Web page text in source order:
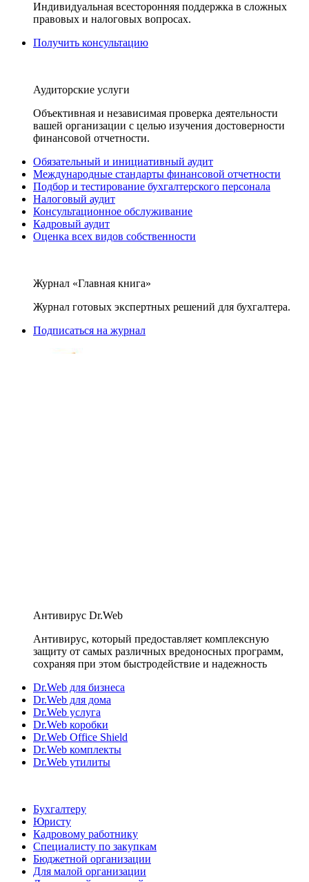
Индивидуальная всесторонняя поддержка в сложных
правовых и налоговых вопросах.
Получить консультацию
Аудиторские услуги
Объективная и независимая проверка деятельности
вашей организации с целью изучения достоверности
финансовой отчетности.
Обязательный и инициативный аудит
Международные стандарты финансовой отчетности
Подбор и тестирование бухгалтерского персонала
Налоговый аудит
Консультационное обслуживание
Кадровый аудит
Оценка всех видов собственности
Журнал «Главная книга»
Журнал готовых экспертных решений для бухгалтера.
Подписаться на журнал
Антивирус Dr.Web
Антивирус, который предоставляет комплексную
защиту от самых различных вредоносных программ,
сохраняя при этом быстродействие и надежность
Dr.Web для бизнеса
Dr.Web для дома
Dr.Web услуга
Dr.Web коробки
Dr.Web Office Shield
Dr.Web комплекты
Dr.Web утилиты
Бухгалтеру
Юристу
Кадровому работнику
Специалисту по закупкам
Бюджетной организации
Для малой организации